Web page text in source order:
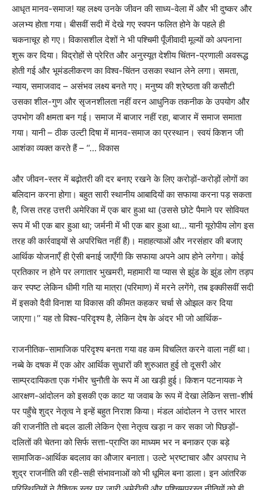
आधृत मानव-समाज! यह लक्ष्य उनके जीवन की साध्य-वेला में और भी दुष्कर और
अलभ्य होता गया। बीसवीं सदी में देखे गए स्वपन फलित होने के पहले ही
चकनाचूर हो गए। विकासशील देशों ने भी पश्चिमी पूँजीवादी मूल्यों को अपनाना
शुरू कर दिया। विद्रोहों से प्रेरित और अनुस्यूत देशीय चिंतन-प्रणाली अवरूद्ध
होती गई और भूमंडलीकरण का विश्व-चिंतन उसका स्थान लेने लगा। समता,
न्याय, समाजवाद – असंभव लक्ष्य बनते गए। मनुष्य की श्रेष्ठता की कसौटी
उसका शील-गुण और सृजनशीलता नहीं वरन आधुनिक तकनीक के उपयोग और
उपभोग की क्षमता बन गई। समाज में बाजार नहीं रहा, बाजार में समाज समाता
गया। यानी – ठीक उल्टी दिषा में मानव-समाज का प्रस्थान। स्वयं किशन जी
आशंका व्यक्त करते हैं – ‘‘… विकास
और जीवन-स्तर में बढ़ोतरी की दर बनाए रखने के लिए करोड़ों-करोड़ों लोगों का
बलिदान करना होगा। बहुत सारी स्थानीय आबादियों का सफाया करना पड़ सकता
है, जिस तरह उत्तरी अमेरिका में एक बार हुआ था (उससे छोटे पैमाने पर सोवियत
रूप में भी एक बार हुआ था; जर्मनी में भी एक बार हुआ था… यानी यूरोपीय लोग इस
तरह की कार्रवाइयों से अपरिचित नहीं हैं)। महाहत्याओं और नरसंहार की बजाए
आर्थिक योजनाएँ ही ऐसी बनाई जाएँगी कि सफाया अपने आप होने लगेगा। कोई
प्रतिकार न होने पर लगातार भुखमरी, महामारी या प्यास से झुंड के झुंड लोग तड़प
कर स्पष्ट लेकिन धीमी गति या मात्रा (परिमाण) में मरने लगेंगे, तब इक्कीसवीं सदी
में इसको दैवी विनाश या विकास की कीमत कहकर चर्चा से ओझल कर दिया
जाएगा।’’ यह तो विश्व-परिदृश्य है, लेकिन देष के अंदर भी जो आर्थिक-
राजनीतिक-सामाजिक परिदृश्य बनता गया वह कम विचलित करने वाला नहीं था।
नब्बे के दषक में एक ओर आर्थिक सुधारों की शुरुआत हुई तो दूसरी ओर
साम्प्रदायिकता एक गंभीर चुनौती के रूप में आ खड़ी हुई। किशन पटनायक ने
आरक्षण-आंदोलन को इसकी एक काट या जवाब के रूप में देखा लेकिन सत्ता-शीर्ष
पर पहुँचे शुद्र नेतृत्व ने इन्हें बहुत निराश किया। मंडल आंदोलन ने उत्तर भारत
की राजनीति तो बदल डाली लेकिन ऐसा नेतृत्व खड़ा न कर सका जो पिछड़ों-
दलितों की चेतना को सिर्फ सत्ता-प्राप्ति का माध्यम भर न बनाकर एक बड़े
सामाजिक-आर्थिक बदलाव का औजार बनाता। उल्टे भ्रष्टाचार और अपराध ने
शुद्र राजनीति की रही-सही संभावनाओं को भी धूमिल बना डाला। इन आंतरिक